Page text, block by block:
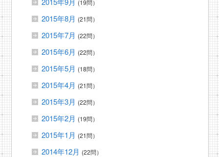
(19問）
2015年8月 (21問）
2015年7月 (22問）
2015年6月 (22問）
2015年5月 (18問）
2015年4月 (21問）
2015年3月 (22問）
2015年2月 (19問）
2015年1月 (21問）
2014年12月 (22問）